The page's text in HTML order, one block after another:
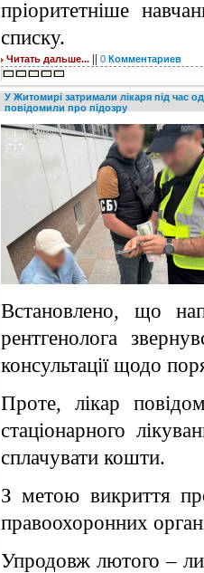
пріоритетніше
списку.
Читать дальше... 0 Комментариев
У Житомирі затримали лікаря під час
повідомили про підозру
Встановлено, що
рентгенолога
консультації щодо
Проте, лікар
стаціонарного
сплачувати кошти.
З метою викриття
правоохоронних
Упродовж лютого –